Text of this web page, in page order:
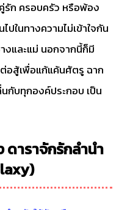
รัก ครอบครัว หรือพ้อง
ปในทางความไม่เข้าใจกัน
งและแม่ นอกจากนี้ก็มี
อสู้เพื่อแก้แค้นศัตรู ฉาก
กับทุกองค์ประกอบ เป็น
ดาราจักรักลำนำ